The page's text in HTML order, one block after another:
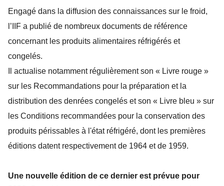
Engagé dans la diffusion des connaissances sur le froid,
l’IIF a publié de nombreux documents de référence
concernant les produits alimentaires réfrigérés et
congelés.
Il actualise notamment régulièrement son « Livre rouge »
sur les Recommandations pour la préparation et la
distribution des denrées congelés et son « Livre bleu » sur
les Conditions recommandées pour la conservation des
produits périssables à l'état réfrigéré, dont les premières
éditions datent respectivement de 1964 et de 1959.
Une nouvelle édition de ce dernier est prévue pour